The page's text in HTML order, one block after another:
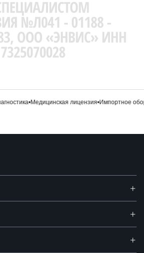
•Медицинская лицензия•Импортное